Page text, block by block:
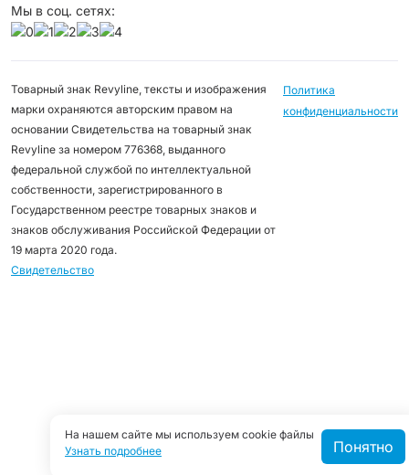
Мы в соц. сетях:
Товарный знак Revyline, тексты и изображения
марки охраняются авторским правом на
основании Свидетельства на товарный знак
Revyline за номером 776368, выданного
федеральной службой по интеллектуальной
собственности, зарегистрированного в
Государственном реестре товарных знаков и
знаков обслуживания Российской Федерации от
19 марта 2020 года.
Свидетельство
Политика
конфиденциальности
На нашем сайте мы используем cookie файлы
Узнать подробнее
Понятно